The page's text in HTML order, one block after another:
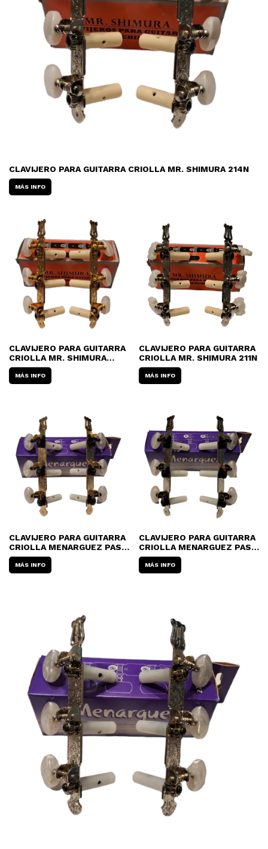
CLAVIJERO PARA GUITARRA CRIOLLA MR. SHIMURA 214N
MÁS INFO
CLAVIJERO PARA GUITARRA
CRIOLLA MR. SHIMURA
214G
MÁS INFO
CLAVIJERO PARA GUITARRA
CRIOLLA MR. SHIMURA 211N
MÁS INFO
CLAVIJERO PARA GUITARRA
CRIOLLA MENARGUEZ PASO
NACIONAL 051
MÁS INFO
CLAVIJERO PARA GUITARRA
CRIOLLA MENARGUEZ PASO
NACIONAL 050
MÁS INFO